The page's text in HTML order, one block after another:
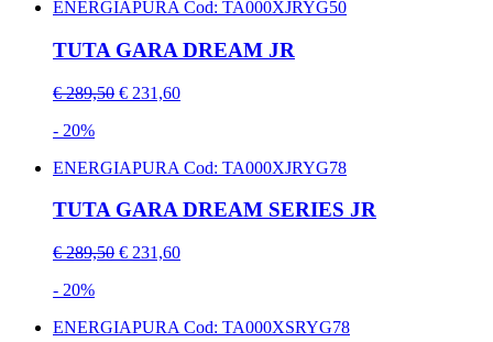
ENERGIAPURA Cod: TA000XJRYG50
TUTA GARA DREAM JR
€ 289,50 € 231,60
- 20%
ENERGIAPURA Cod: TA000XJRYG78
TUTA GARA DREAM SERIES JR
€ 289,50 € 231,60
- 20%
ENERGIAPURA Cod: TA000XSRYG78